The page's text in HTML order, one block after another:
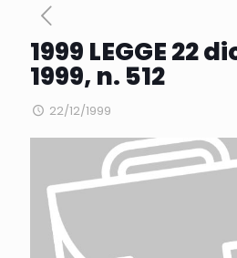
1999 LEGGE 22
1999, n. 512
22/12/1999